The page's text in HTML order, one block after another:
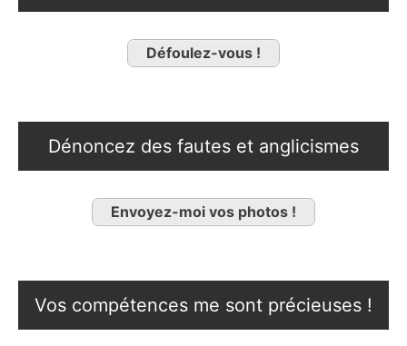
Défoulez-vous !
Dénoncez des fautes et anglicismes
Envoyez-moi vos photos !
Vos compétences me sont précieuses !